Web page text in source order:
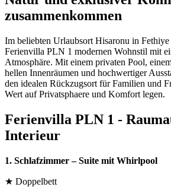
zusammenkommen
Im beliebten Urlaubsort Hisaronu in
Ferienvilla PLN 1 modernen Wohnstil mit
Atmosphäre. Mit einem privaten Pool,
hellen Innenräumen und hochwertiger
den idealen Rückzugsort für Familien und
Wert auf Privatsphaere und Komfort legen.
Ferienvilla PLN 1 -
Interieur
1. Schlafzimmer – Suite mit Whirlpool
★ Doppelbett